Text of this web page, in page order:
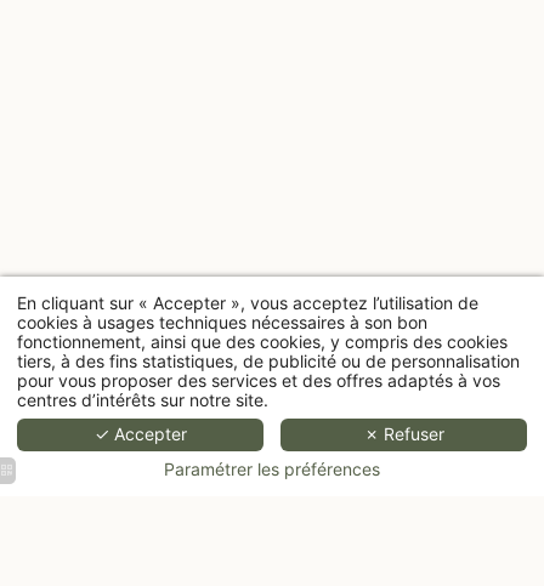
En cliquant sur « Accepter », vous acceptez l’utilisation de
cookies à usages techniques nécessaires à son bon
fonctionnement, ainsi que des cookies, y compris des cookies
tiers, à des fins statistiques, de publicité ou de personnalisation
pour vous proposer des services et des offres adaptés à vos
centres d’intérêts sur notre site.
✓ Accepter
✗ Refuser
Paramétrer les préférences